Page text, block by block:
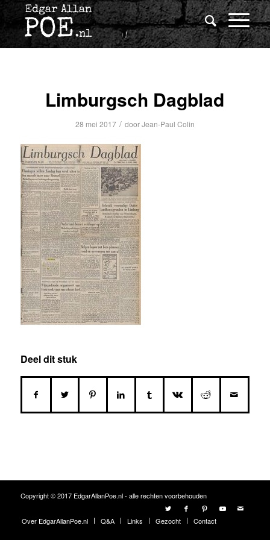
Limburgsch Dagblad
28 mei 2017 / doorJean-Paul Colin
Deel dit stuk
Copyright © 2017 EdgarAllanPoe.nl - alle rechten voorbehouden
Over EdgarAllanPoe.nl Q&A Links Gezocht Contact